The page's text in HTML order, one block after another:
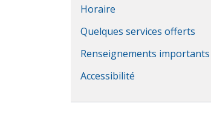
Horaire
Quelques services offerts
Renseignements importants
Accessibilité